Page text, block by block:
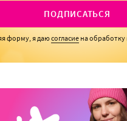
ПОДПИСАТЬСЯ
форму, я даюсогласие на